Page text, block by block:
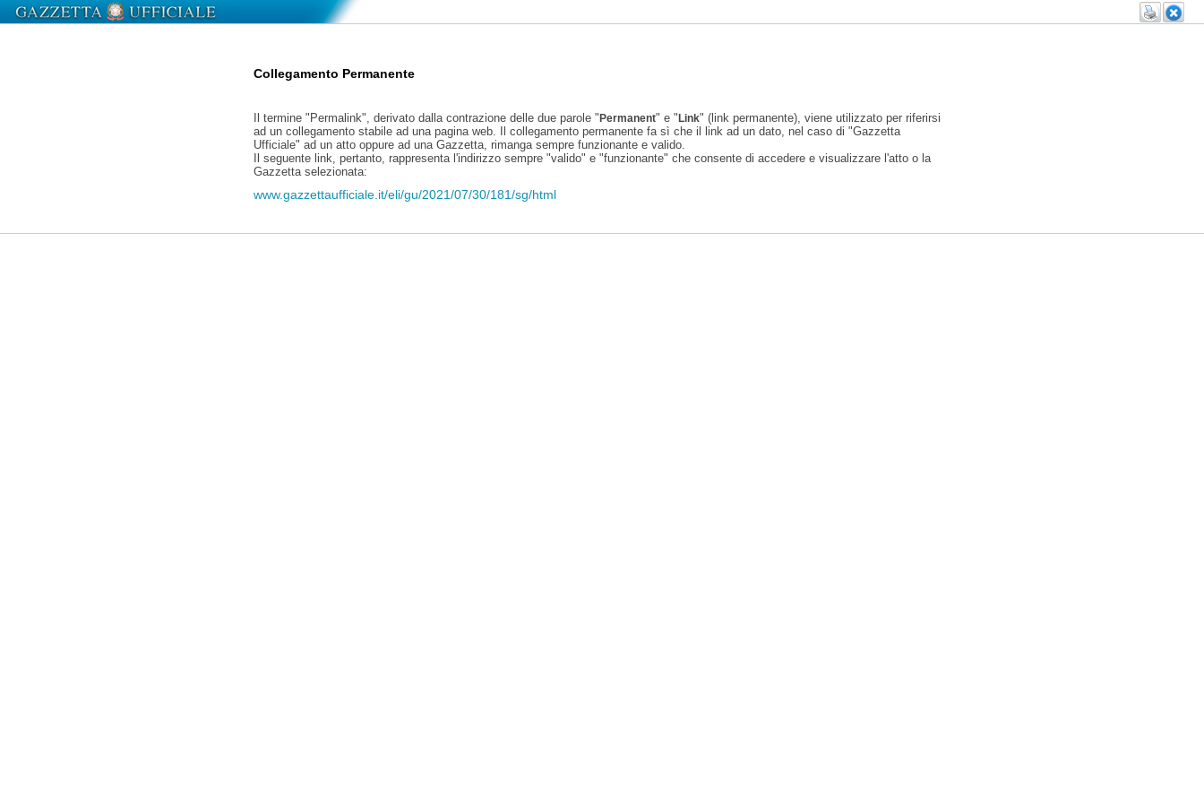
Collegamento Permanente
Il termine "Permalink", derivato dalla contrazione delle due parole "Permanent" e "Link" (link permanente), viene utilizzato per riferirsi
ad un collegamento stabile ad una pagina web. Il collegamento permanente fa sì che il link ad un dato, nel caso di "Gazzetta
Ufficiale" ad un atto oppure ad una Gazzetta, rimanga sempre funzionante e valido.
Il seguente link, pertanto, rappresenta l'indirizzo sempre "valido" e "funzionante" che consente di accedere e visualizzare l'atto o la
Gazzetta selezionata:
www.gazzettaufficiale.it/eli/gu/2021/07/30/181/sg/html